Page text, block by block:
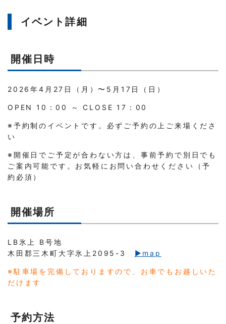
イベント詳細
開催日時
2026年4月27日（月）〜5月17日（日）
OPEN 10：00 ～ CLOSE 17：00
※予約制のイベントです。必ずご予約の上ご来場くださ
い
※開催日でご予定が合わない方は、事前予約で別日でも
ご案内可能です。お気軽にお問い合わせください（予
約必須）
開催場所
LB氷上 B号地
木田郡三木町大字氷上2095-3 ▶︎map
※駐車場を完備しておりますので、お車でもお越しいた
だけます
予約方法